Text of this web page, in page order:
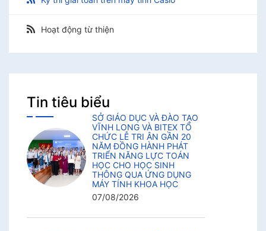
Hoạt động từ thiện
Tin tiêu biểu
SỞ GIÁO DỤC VÀ ĐÀO TẠO
VĨNH LONG VÀ BITEX TỔ
CHỨC LỄ TRI ÂN GẦN 20
NĂM ĐỒNG HÀNH PHÁT
TRIỂN NĂNG LỰC TOÁN
HỌC CHO HỌC SINH
THÔNG QUA ỨNG DỤNG
MÁY TÍNH KHOA HỌC
07/08/2026